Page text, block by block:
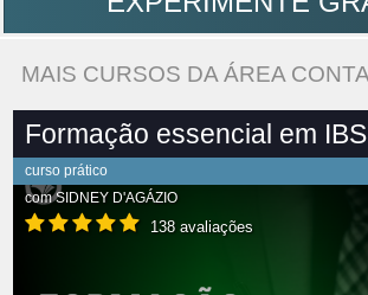
MAIS CURSOS DA ÁREA
Formação essencial em
curso prático
comSIDNEY D'AGÁZIO
138 avaliações